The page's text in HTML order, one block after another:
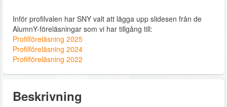
Inför profilvalen har SNY valt att lägga upp slidesen från de
AlumnY-föreläsningar som vi har tillgång till:
Profilföreläsning 2025
Profilföreläsning 2024
Profilföreläsning 2022
Beskrivning